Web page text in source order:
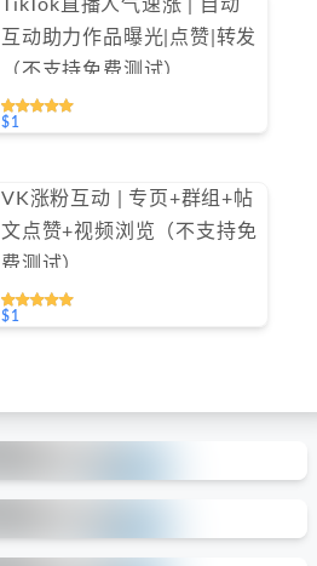
TikTok直播人气速涨 | 自动
互动助力作品曝光|点赞|转发
（不支持免费测试）
$1
VK涨粉互动 | 专页+群组+帖
文点赞+视频浏览（不支持免
费测试）
$1